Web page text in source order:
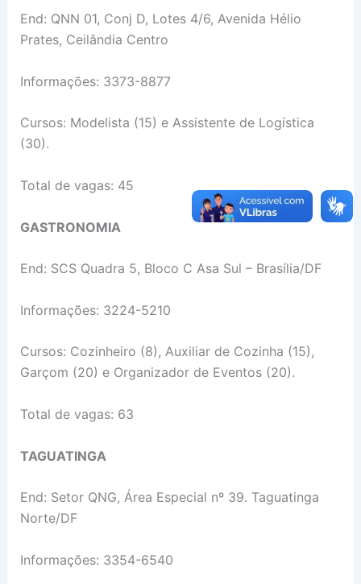
End: QNN 01, Conj D, Lotes 4/6, Avenida Hélio
Prates, Ceilândia Centro
Informações: 3373-8877
Cursos: Modelista (15) e Assistente de Logística
(30).
Total de vagas: 45
GASTRONOMIA
End: SCS Quadra 5, Bloco C Asa Sul – Brasília/DF
Informações: 3224-5210
Cursos: Cozinheiro (8), Auxiliar de Cozinha (15),
Garçom (20) e Organizador de Eventos (20).
Total de vagas: 63
TAGUATINGA
End: Setor QNG, Área Especial nº 39. Taguatinga
Norte/DF
Informações: 3354-6540